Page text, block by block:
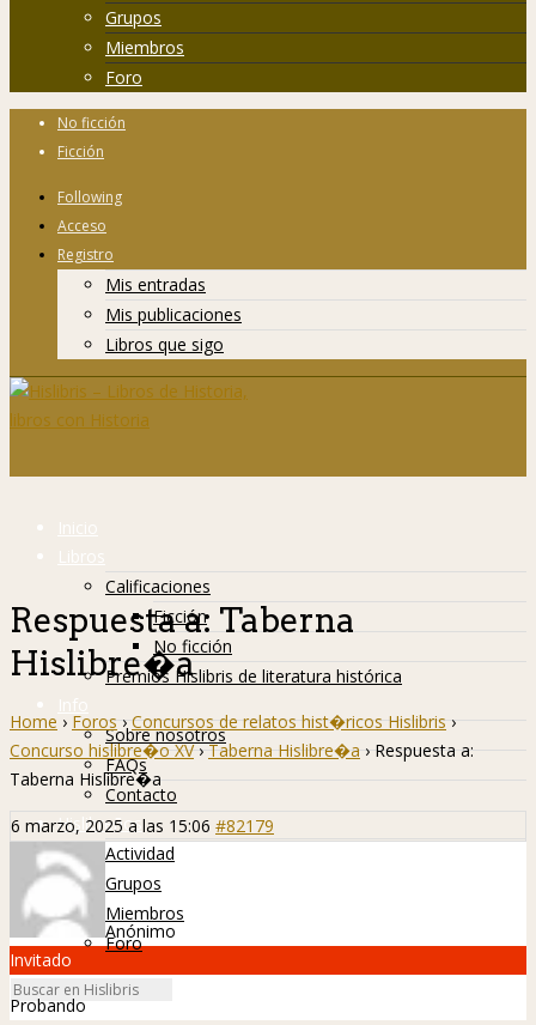
Grupos
Miembros
Foro
No ficción
Ficción
Following
Acceso
Registro
Mis entradas
Mis publicaciones
Libros que sigo
Inicio
Libros
Calificaciones
Ficción
No ficción
Premios Hislibris de literatura histórica
Info
Sobre nosotros
FAQs
Contacto
Hislibreños
Actividad
Grupos
Miembros
Foro
Respuesta a: Taberna
Hislibre�a
Home › Foros › Concursos de relatos hist�ricos Hislibris ›
Concurso hislibre�o XV › Taberna Hislibre�a › Respuesta a:
Taberna Hislibre�a
6 marzo, 2025 a las 15:06 #82179
Anónimo
Invitado
Probando